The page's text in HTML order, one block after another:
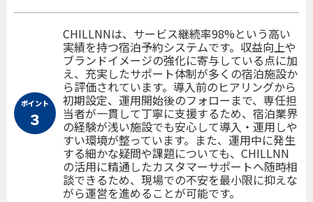
ポイント
３
CHILLNNは、サービス継続率98%という高い
実績を持つ宿泊予約システムです。収益向上や
ブランドイメージの強化に寄与している点に加
え、充実したサポート体制が多くの宿泊施設か
ら評価されています。導入前のヒアリングから
初期設定、運用開始後のフォローまで、専任担
当者が一貫して丁寧に支援するため、宿泊業界
の経験が浅い施設でも安心して導入・運用しや
すい環境が整っています。また、運用中に発生
する細かな疑問や課題についても、CHILLNN
の活用に精通したカスタマーサポートへ随時相
談できるため、現場での不安を最小限に抑えな
がら運営を進めることが可能です。